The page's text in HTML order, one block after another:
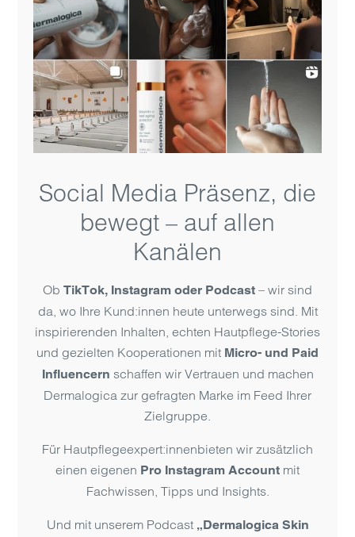
Social Media Präsenz, die
bewegt – auf allen
Kanälen
Ob TikTok, Instagram oder Podcast – wir sind
da, wo Ihre Kund:innen heute unterwegs sind. Mit
inspirierenden Inhalten, echten Hautpflege-Stories
und gezielten Kooperationen mit Micro- und Paid
Influencern schaffen wir Vertrauen und machen
Dermalogica zur gefragten Marke im Feed Ihrer
Zielgruppe.
Für Hautpflegeexpert:innenbieten wir zusätzlich
einen eigenen Pro Instagram Account mit
Fachwissen, Tipps und Insights.
Und mit unserem Podcast „Dermalogica Skin